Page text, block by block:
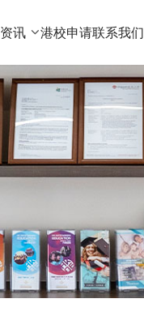
讯 港校申请联系我们